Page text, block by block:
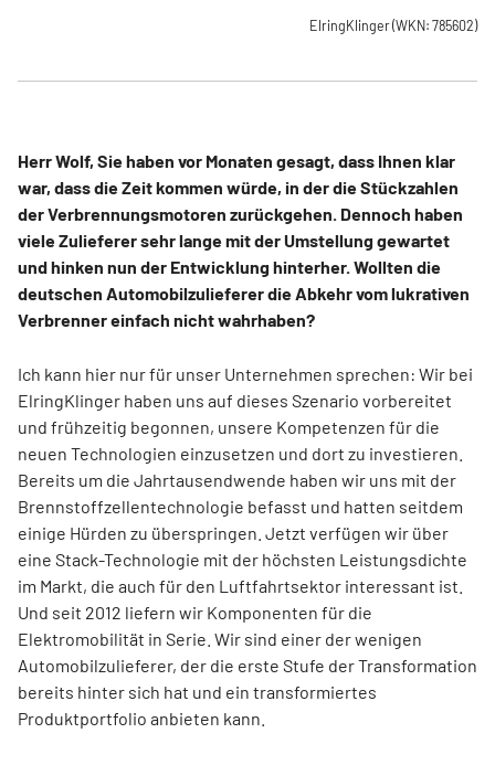
ElringKlinger(WKN: 785602)
Herr Wolf, Sie haben vor Monaten gesagt, dass Ihnen klar
war, dass die Zeit kommen würde, in der die Stückzahlen
der Verbrennungsmotoren zurückgehen. Dennoch haben
viele Zulieferer sehr lange mit der Umstellung gewartet
und hinken nun der Entwicklung hinterher. Wollten die
deutschen Automobilzulieferer die Abkehr vom lukrativen
Verbrenner einfach nicht wahrhaben?
Ich kann hier nur für unser Unternehmen sprechen: Wir bei
ElringKlinger haben uns auf dieses Szenario vorbereitet
und frühzeitig begonnen, unsere Kompetenzen für die
neuen Technologien einzusetzen und dort zu investieren.
Bereits um die Jahrtausendwende haben wir uns mit der
Brennstoffzellentechnologie befasst und hatten seitdem
einige Hürden zu überspringen. Jetzt verfügen wir über
eine Stack-Technologie mit der höchsten Leistungsdichte
im Markt, die auch für den Luftfahrtsektor interessant ist.
Und seit 2012 liefern wir Komponenten für die
Elektromobilität in Serie. Wir sind einer der wenigen
Automobilzulieferer, der die erste Stufe der Transformation
bereits hinter sich hat und ein transformiertes
Produktportfolio anbieten kann.